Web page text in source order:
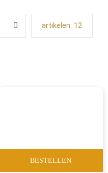
artikelen: 12
BESTELLEN